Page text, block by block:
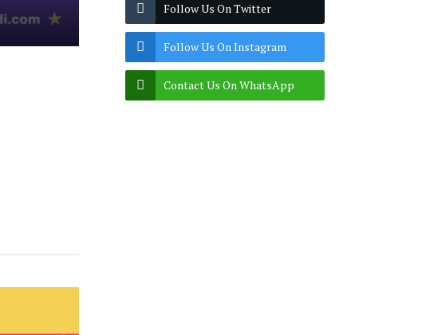
Follow Us On Twitter
Follow Us On Instagram
Contact Us On WhatsApp